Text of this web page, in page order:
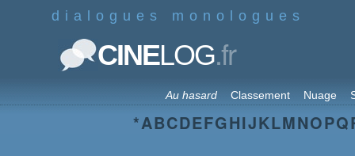
dialogues monologues
CINELOG.fr
Au hasard Classement Nuage
*ABCDEFGHIJKLMNOPQ